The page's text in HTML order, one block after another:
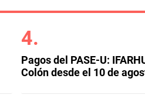
Pagos del PASE-U:
Colón desde el 10 de